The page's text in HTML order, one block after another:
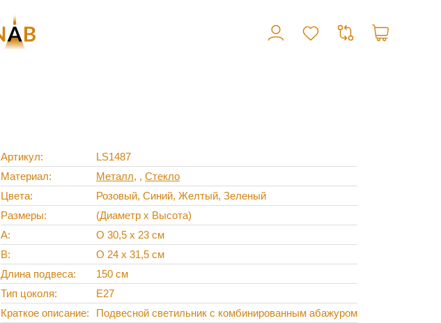
Артикул
LS1487
Материал
Металл , Стекло
Цвета
Розовый, Синий, Желтый, Зеленый
Размеры
(Диаметр х Высота)
A
O 30,5 х 23 см
B
O 24 х 31,5 см
Длина подвеса
150 см
Тип цоколя
Е27
Краткое описание
Подвесной светильник с комбинированным абажуром